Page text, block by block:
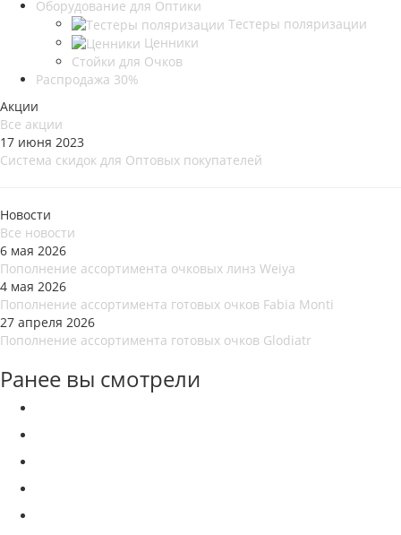
Оборудование для Оптики
Тестеры поляризации
Ценники
Стойки для Очков
Распродажа 30%
Акции
Все акции
17 июня 2023
Система скидок для Оптовых покупателей
Новости
Все новости
6 мая 2026
Пополнение ассортимента очковых линз Weiya
4 мая 2026
Пополнение ассортимента готовых очков Fabia Monti
27 апреля 2026
Пополнение ассортимента готовых очков Glodiatr
Ранее вы смотрели